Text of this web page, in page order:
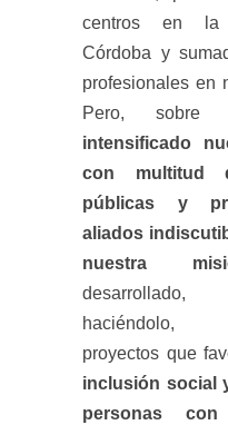
centros en la
Córdoba y
profesionales en
Pero, sobre
intensificado
con multitud
públicas y
aliados
nuestra
haciéndolo,
proyectos que
inclusión social
personas con